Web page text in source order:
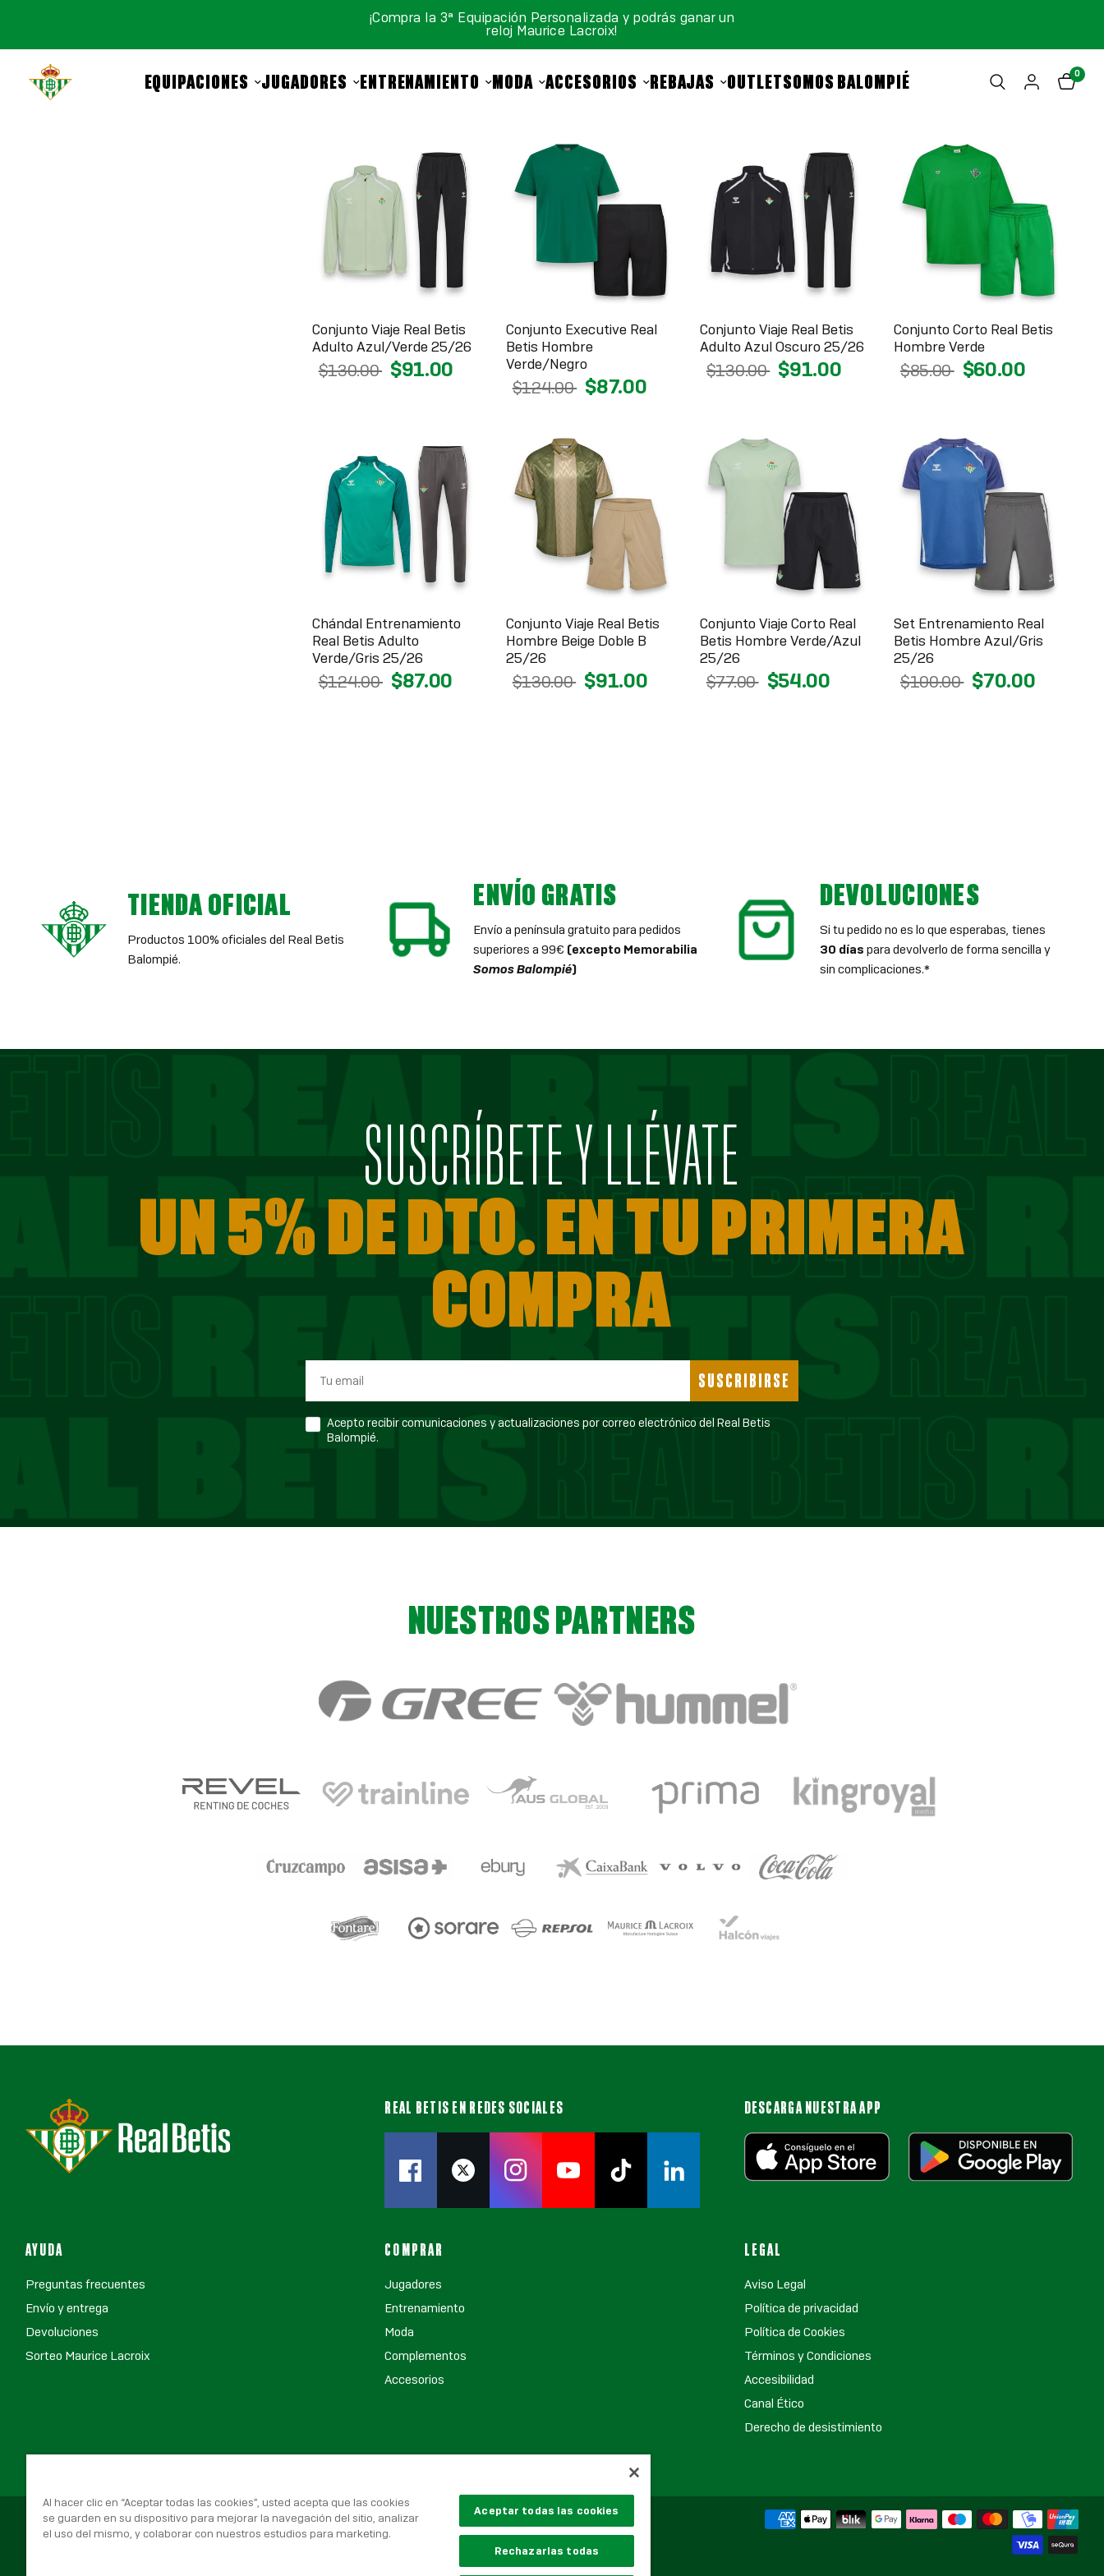
¡Compra la 3ª Equipación Personalizada y podrás ganar un
reloj Maurice Lacroix!
EQUIPACIONES JUGADORES ENTRENAMIENTO MODA ACCESORIOS REBAJAS OUTLETSOMOS BALOMPIÉ 0
Conjunto Viaje Real Betis
Adulto Azul/Verde 25/26
$130.00 $91.00
Conjunto Executive Real
Betis Hombre
Verde/Negro
$124.00 $87.00
Conjunto Viaje Real Betis
Adulto Azul Oscuro 25/26
$130.00 $91.00
Conjunto Corto Real Betis
Hombre Verde
$85.00 $60.00
Chándal Entrenamiento
Real Betis Adulto
Verde/Gris 25/26
$124.00 $87.00
Conjunto Viaje Real Betis
Hombre Beige Doble B
25/26
$130.00 $91.00
Conjunto Viaje Corto Real
Betis Hombre Verde/Azul
25/26
$77.00 $54.00
Set Entrenamiento Real
Betis Hombre Azul/Gris
25/26
$100.00 $70.00
TIENDA OFICIAL
Productos 100% oficiales del Real Betis
Balompié.
ENVÍO GRATIS
Envío a península gratuito para pedidos
superiores a 99€ (excepto Memorabilia
Somos Balompié)
DEVOLUCIONES
Si tu pedido no es lo que esperabas, tienes
30 días para devolverlo de forma sencilla y
sin complicaciones.*
SUSCRÍBETE Y LLÉVATE
UN 5% DE DTO. EN TU PRIMERA
COMPRA
SUSCRIBIRSE
Acepto recibir comunicaciones y actualizaciones por correo electrónico del Real Betis
Balompié.
NUESTROS PARTNERS
REAL BETIS EN REDES SOCIALES DESCARGA NUESTRA APP
AYUDA
Preguntas frecuentes
Envío y entrega
Devoluciones
Sorteo Maurice Lacroix
COMPRAR
Jugadores
Entrenamiento
Moda
Complementos
Accesorios
LEGAL
Aviso Legal
Política de privacidad
Política de Cookies
Términos y Condiciones
Accesibilidad
Canal Ético
Derecho de desistimiento
Al hacer clic en “Aceptar todas las cookies”, usted acepta que las cookies
se guarden en su dispositivo para mejorar la navegación del sitio, analizar
el uso del mismo, y colaborar con nuestros estudios para marketing.
Aceptar todas las cookies
Rechazarlas todas